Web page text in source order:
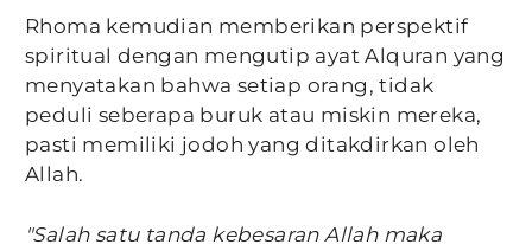
Rhoma kemudian memberikan perspektif
spiritual dengan mengutip ayat Alquran yang
menyatakan bahwa setiap orang, tidak
peduli seberapa buruk atau miskin mereka,
pasti memiliki jodoh yang ditakdirkan oleh
Allah.
"Salah satu tanda kebesaran Allah maka